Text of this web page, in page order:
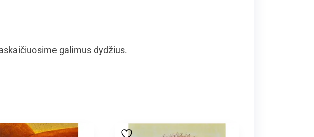
galimus dydžius.